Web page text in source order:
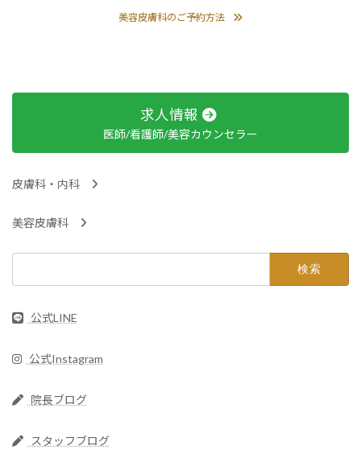
美容皮膚科のご予約方法
求人情報
医師/看護師/美容カウンセラー
皮膚科・内科
美容皮膚科
公式LINE
公式Instagram
院長ブログ
スタッフブログ